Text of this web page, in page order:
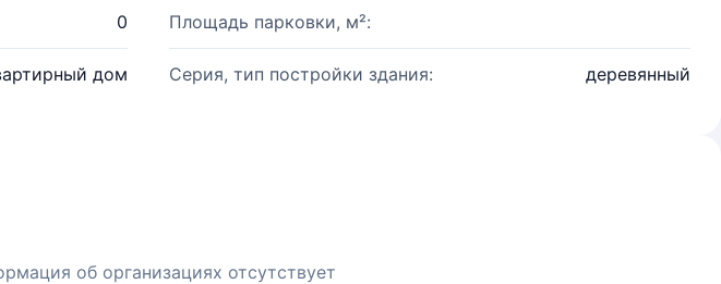
0 Площадь парковки, м²:
дом Серия, тип постройки здания: деревянный
об организациях отсутствует